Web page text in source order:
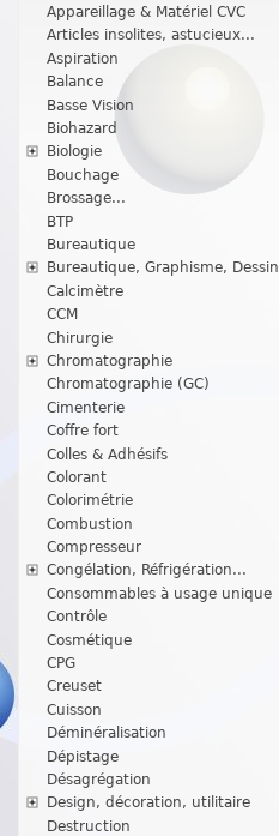
Appareillage & Matériel CVC
Articles insolites, astucieux...
Aspiration
Balance
Basse Vision
Biohazard
Biologie
Bouchage
Brossage...
BTP
Bureautique
Bureautique, Graphisme, Dessin
Calcimètre
CCM
Chirurgie
Chromatographie
Chromatographie (GC)
Cimenterie
Coffre fort
Colles & Adhésifs
Colorant
Colorimétrie
Combustion
Compresseur
Congélation, Réfrigération...
Consommables à usage unique
Contrôle
Cosmétique
CPG
Creuset
Cuisson
Déminéralisation
Dépistage
Désagrégation
Design, décoration, utilitaire
Destruction